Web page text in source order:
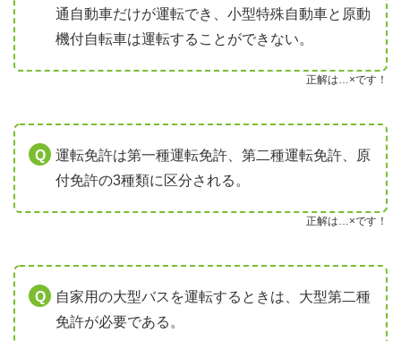
通自動車だけが運転でき、小型特殊自動車と原動
機付自転車は運転することができない。
正解は…×です！
運転免許は第一種運転免許、第二種運転免許、原
付免許の3種類に区分される。
正解は…×です！
自家用の大型バスを運転するときは、大型第二種
免許が必要である。